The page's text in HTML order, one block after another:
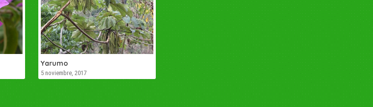
Yarumo
5 noviembre, 2017